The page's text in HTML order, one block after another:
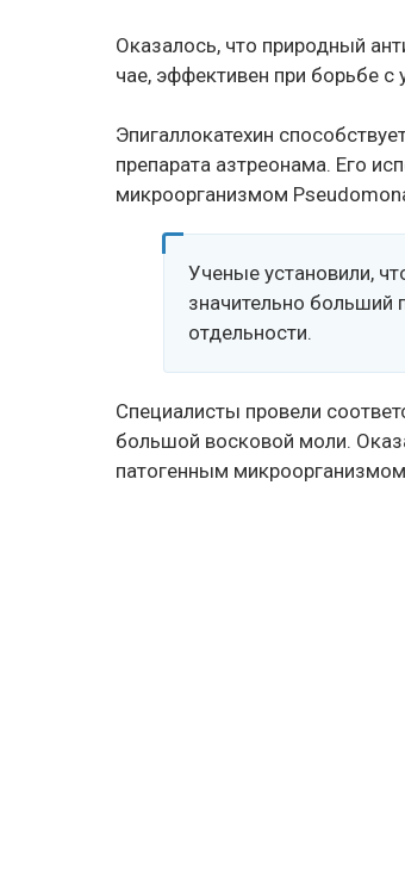
Оказалось, что природный
чае, эффективен при борьбе
Эпигаллокатехин
препарата азтреонама. Его
микроорганизмом
Ученые установили,
значительно больший
отдельности.
Специалисты провели
большой восковой моли.
патогенным микроорганизмом